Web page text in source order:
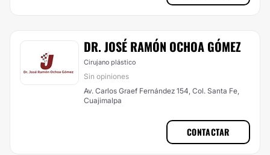
DR. JOSÉ RAMÓN OCHOA GÓMEZ
Cirujano plástico
Sin opiniones
Av. Carlos Graef Fernández 154, Col. Santa Fe,
Cuajimalpa
CONTACTAR